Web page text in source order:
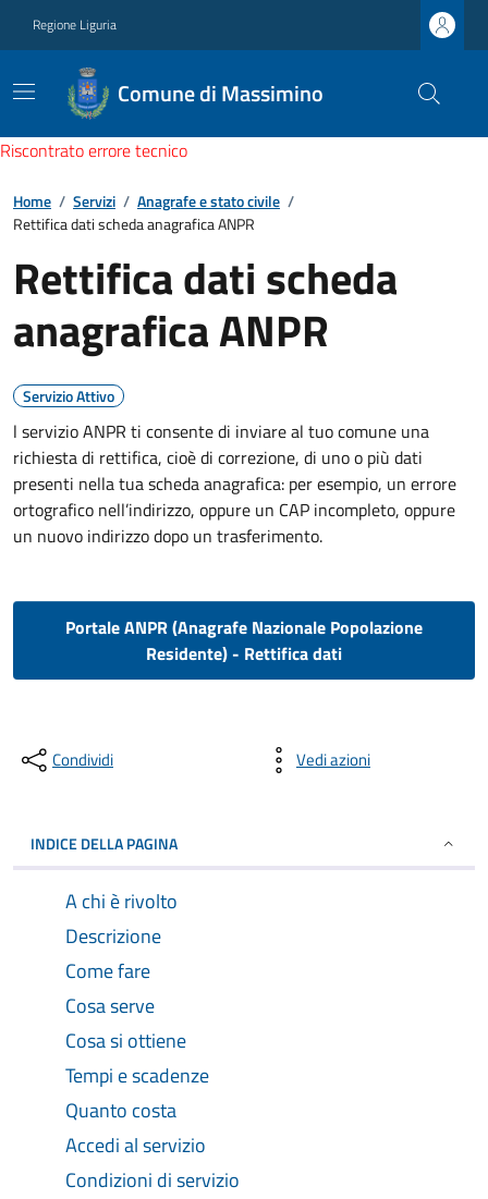
Regione Liguria
Comune di Massimino
Riscontrato errore tecnico
Home / Servizi / Anagrafe e stato civile /
Rettifica dati scheda anagrafica ANPR
Rettifica dati scheda
anagrafica ANPR
Servizio Attivo
l servizio ANPR ti consente di inviare al tuo comune una
richiesta di rettifica, cioè di correzione, di uno o più dati
presenti nella tua scheda anagrafica: per esempio, un errore
ortografico nell’indirizzo, oppure un CAP incompleto, oppure
un nuovo indirizzo dopo un trasferimento.
Portale ANPR (Anagrafe Nazionale Popolazione
Residente) - Rettifica dati
Condividi Vedi azioni
INDICE DELLA PAGINA
A chi è rivolto
Descrizione
Come fare
Cosa serve
Cosa si ottiene
Tempi e scadenze
Quanto costa
Accedi al servizio
Condizioni di servizio